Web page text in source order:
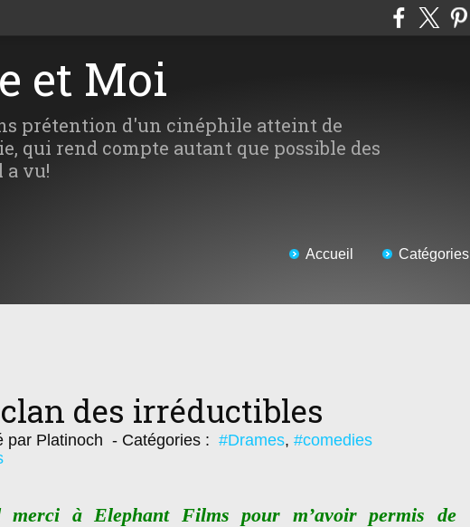
et Moi
prétention d'un cinéphile atteint de
qui rend compte autant que possible des
vu!
Accueil Catégories
des irréductibles
par Platinoch - Catégories : #Drames, #comedies
merci à Elephant Films pour m’avoir permis de